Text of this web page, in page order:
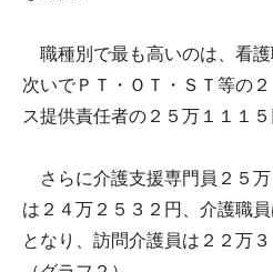
職種別で最も高いのは、看護
次いでＰＴ・ＯＴ・ＳＴ等の
ス提供責任者の２５万１１１５
さらに介護支援専門員２５
は２４万２５３２円、介護職
となり、訪問介護員は２２万